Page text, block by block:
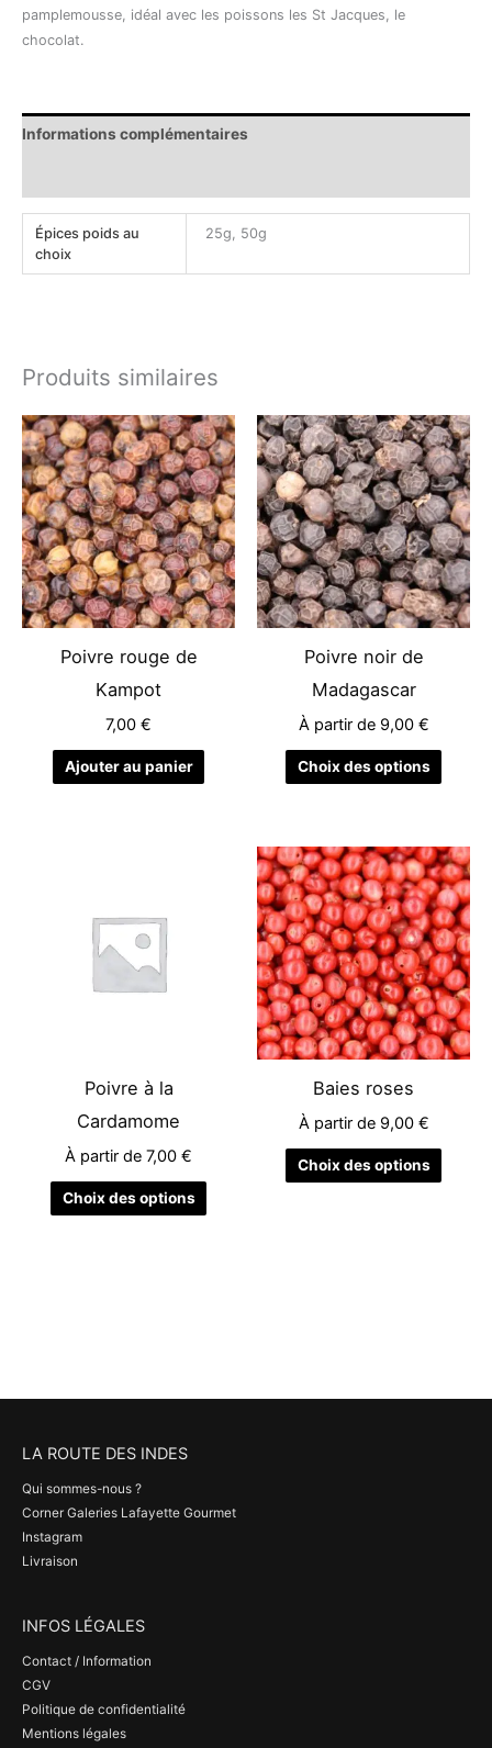
pamplemousse, idéal avec les poissons les St Jacques, le
chocolat.
Informations complémentaires
Épices poids au
choix
25g, 50g
Produits similaires
Poivre rouge de
Kampot
7,00 €
Ajouter au panier
Poivre noir de
Madagascar
À partir de 9,00 €
Choix des options
Ce
produit
a
Les
options
page
du
Poivre à la
Cardamome
À partir de 7,00 €
Choix des options
plusieurs
variations.
peuvent
page
du
Baies roses
À partir de 9,00 €
Choix des options
Ce
produit
a
Les
options
page
LA ROUTE DES INDES
Qui sommes-nous ?
Corner Galeries Lafayette Gourmet
Instagram
Livraison
INFOS LÉGALES
Contact / Information
CGV
Politique de confidentialité
Mentions légales